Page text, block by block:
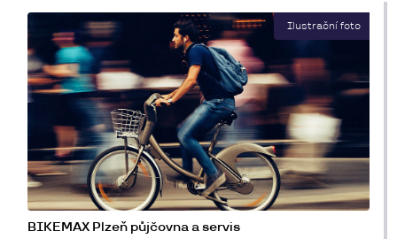
BIKEMAX Plzeň půjčovna a servis